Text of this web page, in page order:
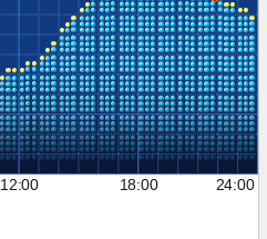
12:00 18:00 24:00